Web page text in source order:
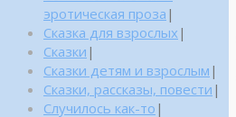
эротическая проза |
Сказка для взрослых |
Сказки |
Сказки детям и взрослым |
Сказки, рассказы, повести |
Случилось как-то |